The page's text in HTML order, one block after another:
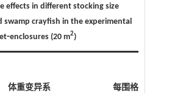
effects in different stocking size
crayfish in the experimental
(20 m2)
体重变异系
每围格产